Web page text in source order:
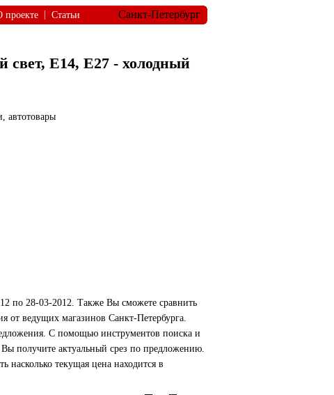
проекте Статьи Санкт-Петербург
свет, Е14, Е27 - холодный
автотовары
по 28-03-2012. Также Вы сможете сравнить
от ведущих магазинов Санкт-Петербурга.
С помощью инструментов поиска и
получите актуальный срез по предложению.
текущая цена находится в